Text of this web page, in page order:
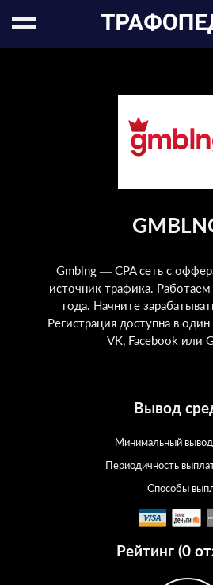
Gmblng — CPA сеть с
источник трафика.
года. Начните
Регистрация доступна в
VK, Facebook или
Вывод
Минимальный
Периодичность
Способы
Рейтинг (0